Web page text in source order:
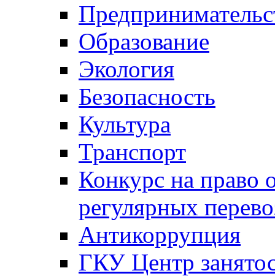
Образование
Экология
Безопасность
Культура
Транспорт
Конкурс на право
регулярных
Антикоррупция
ГКУ Центр